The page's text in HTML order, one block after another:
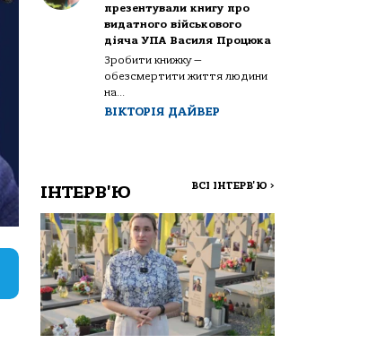
презентували книгу про
видатного військового
діяча УПА Василя Процюка
Зробити книжку —
обезсмертити життя людини
на...
ВІКТОРІЯ ДАЙВЕР
ІНТЕРВ'Ю ВСІ ІНТЕРВ'Ю >